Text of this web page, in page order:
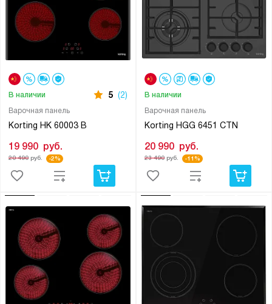
Варочная панель
Korting HK 60003 B
В наличии 5 (2)
19 990 руб.
20 490руб. -2%
Варочная панель
Korting HGG 6451 CTN
В наличии
20 990 руб.
23 490руб. -11%